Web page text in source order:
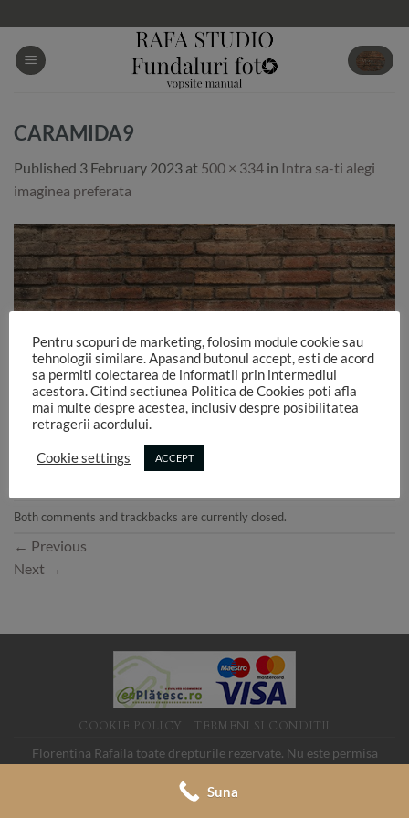
to
content
CARAMIDA9
Published 3 February 2023 at 500 × 334 in Intra sa-ti alegi
imaginea preferata
Both comments and trackbacks are currently closed.
← Previous
Next →
COOKIE POLICY TERMENI SI CONDITII
Florentina Rafaila toate drepturile rezervate. Nu este permisa
SRL, CUI 19088705
Pentru scopuri de marketing, folosim module cookie sau
tehnologii similare. Apasand butonul accept, esti de acord
sa permiti colectarea de informatii prin intermediul
acestora. Citind sectiunea Politica de Cookies poti afla
mai multe despre acestea, inclusiv despre posibilitatea
retragerii acordului.
Cookie settings ACCEPT
Suna